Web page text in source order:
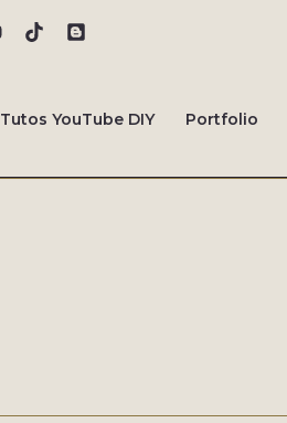
Tutos YouTube DIY Portfolio